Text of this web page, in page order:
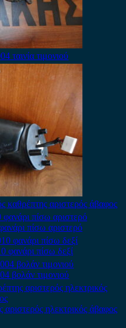
ταινία τιμονιού
καθρέπτης αριστερός άβαφος
πίσω αριστερό
φανάρι πίσω δεξί
βολάν τιμονιού
ηλεκτρικός άβαφος